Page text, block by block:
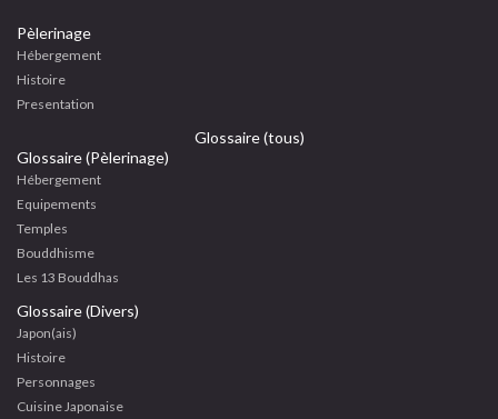
Pèlerinage
Hébergement
Histoire
Presentation
Glossaire (tous)
Glossaire (Pèlerinage)
Hébergement
Equipements
Temples
Bouddhisme
Les 13 Bouddhas
Glossaire (Divers)
Japon(ais)
Histoire
Personnages
Cuisine Japonaise